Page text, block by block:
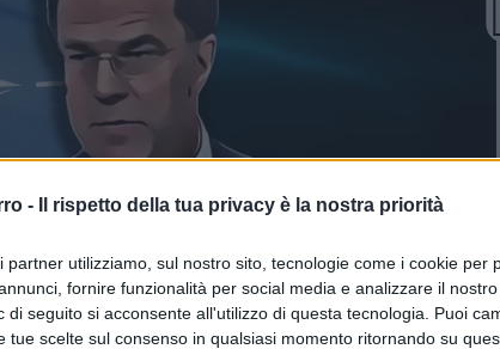
- Il rispetto della tua privacy è la nostra priorità
partner utilizziamo, sul nostro sito, tecnologie come i cookie per
fornire funzionalità per social media e analizzare il nostro
di seguito si acconsente all'utilizzo di questa tecnologia. Puoi
tue scelte sul consenso in qualsiasi momento ritornando su